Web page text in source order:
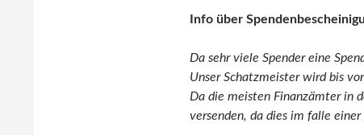
Info über
Da sehr viele Spender eine
Unser Schatzmeister wird bis
Da die meisten Finanzämter in
versenden, da dies im falle einer